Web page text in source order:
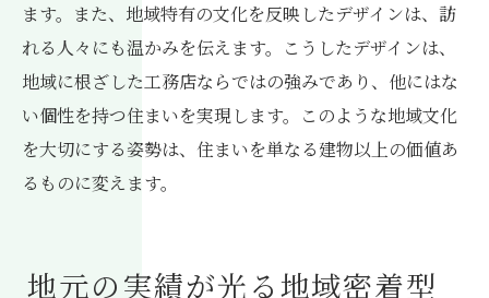
ます。また、地域特有の文化を反映したデザインは、訪
れる人々にも温かみを伝えます。こうしたデザインは、
地域に根ざした工務店ならではの強みであり、他にはな
い個性を持つ住まいを実現します。このような地域文化
を大切にする姿勢は、住まいを単なる建物以上の価値あ
るものに変えます。
地元の実績が光る地域密着型